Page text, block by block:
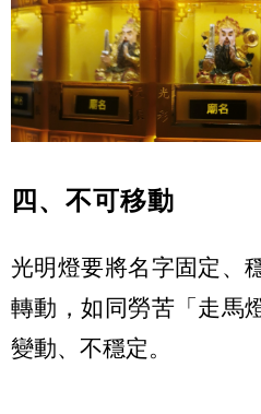
四、不可移動
光明燈要將名字固定、
轉動，如同勞苦「走馬
變動、不穩定。